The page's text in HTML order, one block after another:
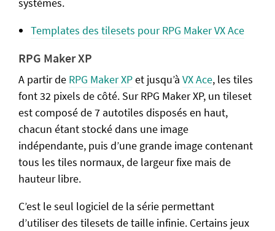
Templates des tilesets pour RPG Maker VX Ace
RPG Maker XP
A partir de RPG Maker XPet jusqu’à VX Ace, les tiles
font 32 pixels de côté. Sur RPG Maker XP, un tileset
est composé de 7 autotiles disposés en haut,
chacun étant stocké dans une image
indépendante, puis d’une grande image contenant
tous les tiles normaux, de largeur fixe mais de
hauteur libre.
C’est le seul logiciel de la série permettant
d’utiliser des tilesets de taille infinie. Certains jeux